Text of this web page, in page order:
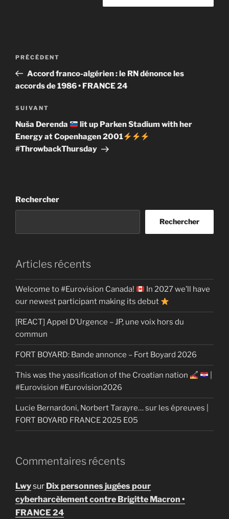
Navigation
l’article
Article
précédent
PRÉCÉDENT
Accord franco-algérien : le RN dénonce les
accords de 1986 • FRANCE 24
Article
suivant
SUIVANT
Nuša Derenda
lit up Parken Stadium with her
Energy at Copenhagen 2001
#ThrowbackThursday
Rechercher
Rechercher
Articles récents
Welcome to #Eurovision Canada!
In 2027 we’ll have
our newest participant making its debut
[REACT] Appel D’Urgence – JP, une voix hors du
commun
FORT BOYARD: Bande annonce – Fort Boyard 2026
This was the yassification of the Croatian nation
#Eurovision #Eurovision2026
Lucie Bernardoni, Norbert Tarayre… sur les épreuves |
FORT BOYARD FRANCE 2025 E05
Commentaires récents
Lwysur Dix personnes jugées pour
cyberharcèlement contre Brigitte Macron •
FRANCE 24